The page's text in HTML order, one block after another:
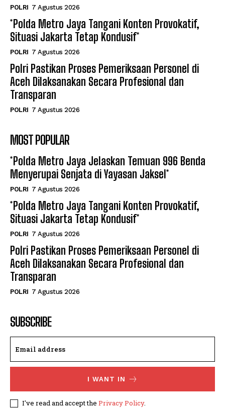
POLRI 7 Agustus 2026
*Polda Metro Jaya Tangani Konten Provokatif,
Situasi Jakarta Tetap Kondusif*
POLRI 7 Agustus 2026
Polri Pastikan Proses Pemeriksaan Personel di
Aceh Dilaksanakan Secara Profesional dan
Transparan
POLRI 7 Agustus 2026
MOST POPULAR
*Polda Metro Jaya Jelaskan Temuan 996 Benda
Menyerupai Senjata di Yayasan Jaksel*
POLRI 7 Agustus 2026
*Polda Metro Jaya Tangani Konten Provokatif,
Situasi Jakarta Tetap Kondusif*
POLRI 7 Agustus 2026
Polri Pastikan Proses Pemeriksaan Personel di
Aceh Dilaksanakan Secara Profesional dan
Transparan
POLRI 7 Agustus 2026
SUBSCRIBE
I WANT IN
I've read and accept the Privacy Policy.